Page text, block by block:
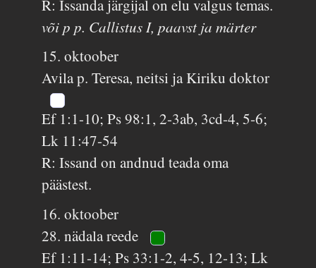
R: Issanda järgijal on elu valgus temas.
või p p. Callistus I, paavst ja märter
15. oktoober
Avila p. Teresa, neitsi ja Kiriku doktor
Ef 1:1-10; Ps 98:1, 2-3ab, 3cd-4, 5-6;
Lk 11:47-54
R: Issand on andnud teada oma
päästest.
16. oktoober
28. nädala reede
Ef 1:11-14; Ps 33:1-2, 4-5, 12-13; Lk